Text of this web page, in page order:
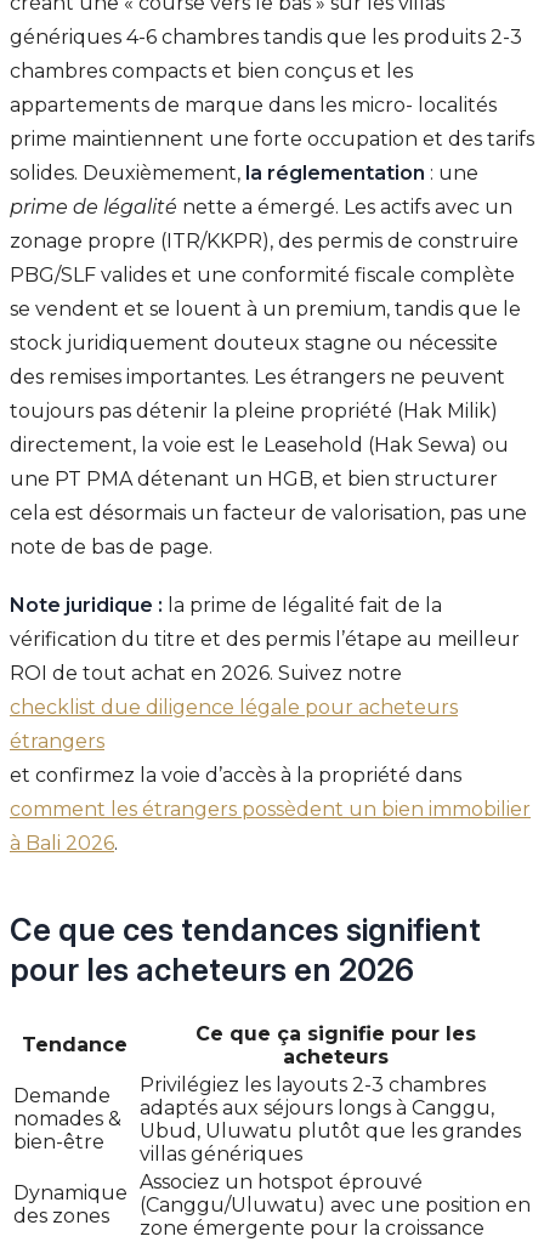
génériques 4-6 chambres tandis que les produits 2-3
chambres compacts et bien conçus et les
appartements de marque dans les micro- localités
prime maintiennent une forte occupation et des tarifs
solides. Deuxièmement, la réglementation : une
prime de légalité nette a émergé. Les actifs avec un
zonage propre (ITR/KKPR), des permis de construire
PBG/SLF valides et une conformité fiscale complète
se vendent et se louent à un premium, tandis que le
stock juridiquement douteux stagne ou nécessite
des remises importantes. Les étrangers ne peuvent
toujours pas détenir la pleine propriété (Hak Milik)
directement, la voie est le Leasehold (Hak Sewa) ou
une PT PMA détenant un HGB, et bien structurer
cela est désormais un facteur de valorisation, pas une
note de bas de page.
Note juridique : la prime de légalité fait de la
vérification du titre et des permis l’étape au meilleur
ROI de tout achat en 2026. Suivez notre
checklist due diligence légale pour acheteurs
étrangers
et confirmez la voie d’accès à la propriété dans
comment les étrangers possèdent un bien immobilier
à Bali 2026.
Ce que ces tendances signifient
pour les acheteurs en 2026
Tendance
Ce que ça signifie pour les
acheteurs
Demande
nomades &
bien-être
Privilégiez les layouts 2-3 chambres
adaptés aux séjours longs à Canggu,
Ubud, Uluwatu plutôt que les grandes
villas génériques
Dynamique
des zones
Associez un hotspot éprouvé
(Canggu/Uluwatu) avec une position en
zone émergente pour la croissance